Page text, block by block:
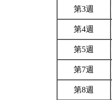
第3週
第4週
第5週
第7週
第8週